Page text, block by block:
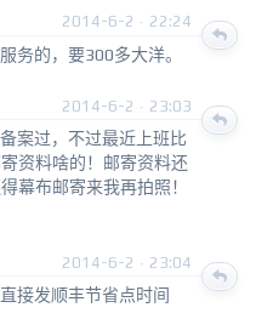
2014-6-2 · 22:24
务的，要300多大洋。
2014-6-2 · 23:03
案过，不过最近上班比
资料啥的！邮寄资料还
幕布邮寄来我再拍照！
2014-6-2 · 23:04
接发顺丰节省点时间